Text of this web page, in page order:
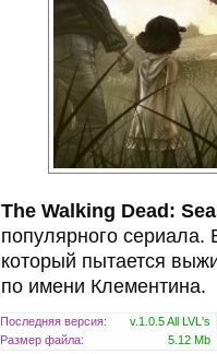
The Walking Dead:
популярного сериала.
который пытается
по имени Клементина.
Последняя версия:
v.1.0.5 All LVL's
Размер файла:
5.12 Mb